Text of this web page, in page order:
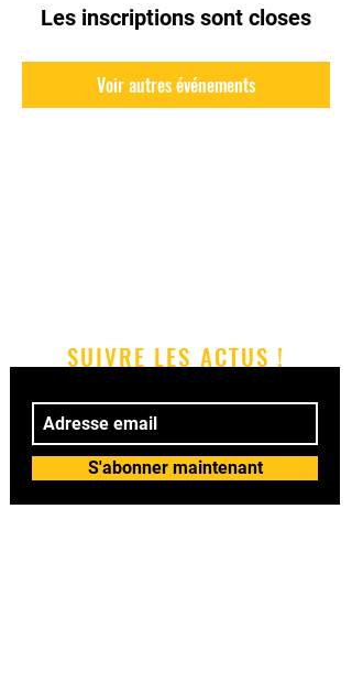
Les inscriptions sont closes
Voir autres événements
SUIVRE LES ACTUS !
S'abonner maintenant